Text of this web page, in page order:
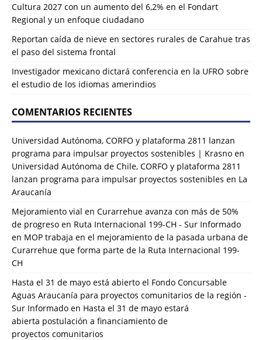
Cultura 2027 con un aumento del 6,2% en el Fondart
Regional y un enfoque ciudadano
Reportan caída de nieve en sectores rurales de Carahue tras
el paso del sistema frontal
Investigador mexicano dictará conferencia en la UFRO sobre
el estudio de los idiomas amerindios
COMENTARIOS RECIENTES
Universidad Autónoma, CORFO y plataforma 2811 lanzan
programa para impulsar proyectos sostenibles | Krasno en
Universidad Autónoma de Chile, CORFO y plataforma 2811
lanzan programa para impulsar proyectos sostenibles en La
Araucanía
Mejoramiento vial en Curarrehue avanza con más de 50%
de progreso en Ruta Internacional 199-CH - Sur Informado
en MOP trabaja en el mejoramiento de la pasada urbana de
Curarrehue que forma parte de la Ruta Internacional 199-
CH
Hasta el 31 de mayo está abierto el Fondo Concursable
Aguas Araucanía para proyectos comunitarios de la región -
Sur Informado en Hasta el 31 de mayo estará
abierta postulación a financiamiento de
proyectos comunitarios